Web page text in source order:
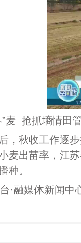
抢抓墒情田管
秋收工作逐步
麦出苗率，江
种。
媒体新闻中